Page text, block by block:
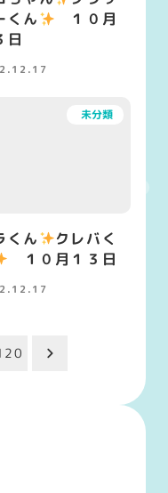
くん
１０月
日
未分類
くん
クレバく
１０月１３日